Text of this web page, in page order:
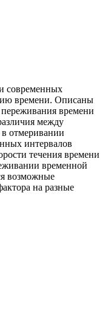
современных
времени. Описаны
времени
между
отмеривании
интервалов
течения времени
временной
возможные
на разные